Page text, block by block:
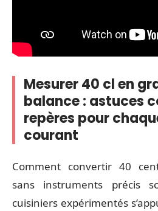
Mesurer 40 cl en
balance : astuces
repères pour
courant
Comment convertir 40
sans instruments précis
cuisiniers expérimentés